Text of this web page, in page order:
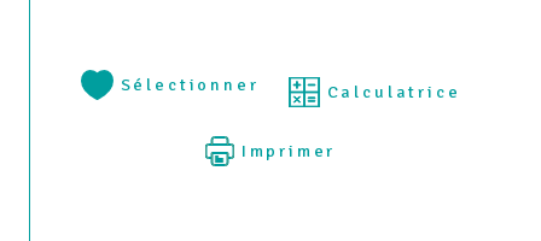
Sélectionner Calculatrice
Imprimer